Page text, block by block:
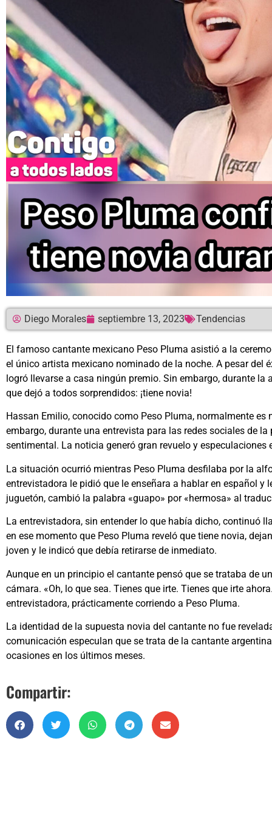
Diego Morales septiembre 13, 2023 Tendencias
El famoso cantante mexicano Peso Pluma asistió a la
el único artista mexicano nominado de la noche. A pesar del
logró llevarse a casa ningún premio. Sin embargo, durante
que dejó a todos sorprendidos: ¡tiene novia!
Hassan Emilio, conocido como Peso Pluma, normalmente
embargo, durante una entrevista para las redes sociales de
sentimental. La noticia generó gran revuelo y
La situación ocurrió mientras Peso Pluma desfilaba por la
entrevistadora le pidió que le enseñara a hablar en español y
juguetón, cambió la palabra «guapo» por «hermosa» al
La entrevistadora, sin entender lo que había dicho, continuó
en ese momento que Peso Pluma reveló que tiene novia,
joven y le indicó que debía retirarse de inmediato.
Aunque en un principio el cantante pensó que se trataba de
cámara. «Oh, lo que sea. Tienes que irte. Tienes que irte
entrevistadora, prácticamente corriendo a Peso Pluma.
La identidad de la supuesta novia del cantante no fue
comunicación especulan que se trata de la cantante
ocasiones en los últimos meses.
Compartir: